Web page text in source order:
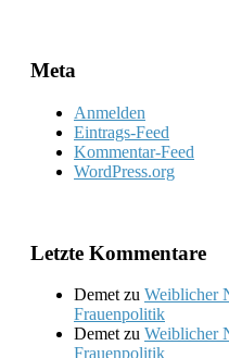
Meta
Anmelden
Eintrags-Feed
Kommentar-Feed
WordPress.org
Letzte Kommentare
Demet zu Weiblicher
Frauenpolitik
Demet zu Weiblicher
Frauenpolitik